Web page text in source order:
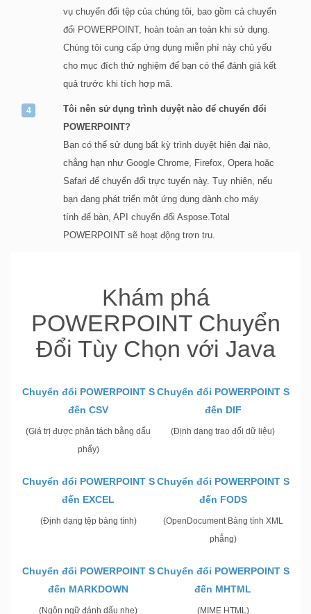
vụ chuyển đổi tệp của chúng tôi, bao gồm cả chuyển
đổi POWERPOINT, hoàn toàn an toàn khi sử dụng.
Chúng tôi cung cấp ứng dụng miễn phí này chủ yếu
cho mục đích thử nghiệm để bạn có thể đánh giá kết
quả trước khi tích hợp mã.
Tôi nên sử dụng trình duyệt nào để chuyển đổi
POWERPOINT?
Bạn có thể sử dụng bất kỳ trình duyệt hiện đại nào,
chẳng hạn như Google Chrome, Firefox, Opera hoặc
Safari để chuyển đổi trực tuyến này. Tuy nhiên, nếu
bạn đang phát triển một ứng dụng dành cho máy
tính để bàn, API chuyển đổi Aspose.Total
POWERPOINT sẽ hoạt động trơn tru.
Khám phá
POWERPOINT Chuyển
Đổi Tùy Chọn với Java
Chuyển đổi POWERPOINT S
đến CSV
(Giá trị được phân tách bằng dấu
phẩy)
Chuyển đổi POWERPOINT S
đến DIF
(Định dạng trao đổi dữ liệu)
Chuyển đổi POWERPOINT S
đến EXCEL
(Định dạng tệp bảng tính)
Chuyển đổi POWERPOINT S
đến FODS
(OpenDocument Bảng tính XML
phẳng)
Chuyển đổi POWERPOINT S
đến MARKDOWN
(Ngôn ngữ đánh dấu nhẹ)
Chuyển đổi POWERPOINT S
đến MHTML
(MIME HTML)